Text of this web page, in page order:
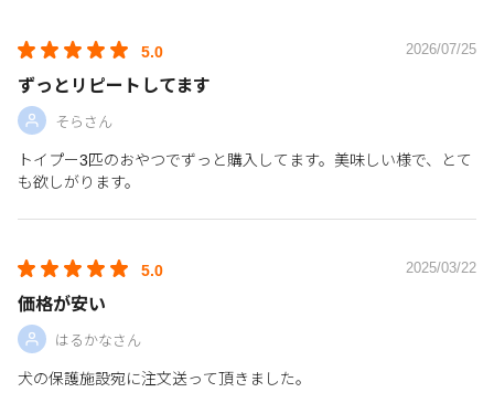
5.0 2026/07/25
ずっとリピートしてます
そらさん
トイプー3匹のおやつでずっと購入してます。美味しい様で、とて
も欲しがります。
5.0 2025/03/22
価格が安い
はるかなさん
犬の保護施設宛に注文送って頂きました。